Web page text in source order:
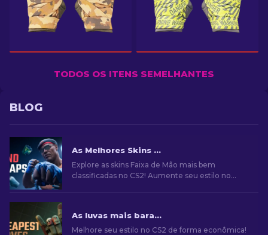
TODOS OS ITENS SEMELHANTES
BLOG
As Melhores Skins de Faixas de Mão no CS2: Lista de Classificação
Explore as skins Faixa de Mão mais bem
classificadas no CS2! Aumente seu estilo no
As luvas mais baratas no CS2: Ultimate Collection [2026]
Melhore seu estilo no CS2 de forma econômica!